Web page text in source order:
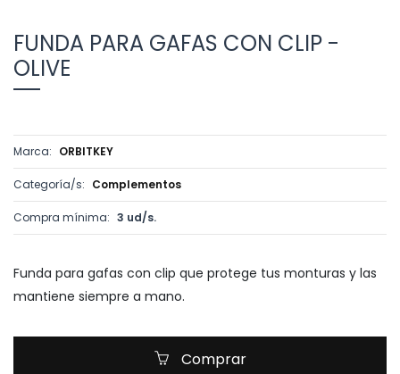
FUNDA PARA GAFAS CON CLIP -
OLIVE
Marca: ORBITKEY
Categoría/s: Complementos
Compra mínima: 3 ud/s.
Funda para gafas con clip que protege tus monturas y las
mantiene siempre a mano.
Comprar